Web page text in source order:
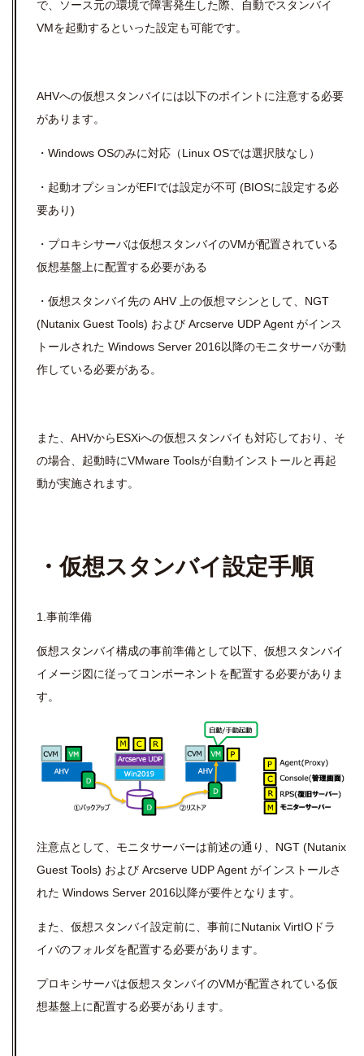
で、ソース元の環境で障害発生した際、自動でスタンバイ
VMを起動するといった設定も可能です。
AHVへの仮想スタンバイには以下のポイントに注意する必要
があります。
・Windows OSのみに対応（Linux OSでは選択肢なし）
・起動オプションがEFIでは設定が不可 (BIOSに設定する必
要あり)
・プロキシサーバは仮想スタンバイのVMが配置されている
仮想基盤上に配置する必要がある
・仮想スタンバイ先の AHV 上の仮想マシンとして、NGT
(Nutanix Guest Tools) および Arcserve UDP Agent がインス
トールされた Windows Server 2016以降のモニタサーバが動
作している必要がある。
また、AHVからESXiへの仮想スタンバイも対応しており、そ
の場合、起動時にVMware Toolsが自動インストールと再起
動が実施されます。
・仮想スタンバイ設定手順
1.事前準備
仮想スタンバイ構成の事前準備として以下、仮想スタンバイ
イメージ図に従ってコンポーネントを配置する必要がありま
す。
注意点として、モニタサーバーは前述の通り、NGT (Nutanix
Guest Tools) および Arcserve UDP Agent がインストールさ
れた Windows Server 2016以降が要件となります。
また、仮想スタンバイ設定前に、事前にNutanix VirtIOドラ
イバのフォルダを配置する必要があります。
プロキシサーバは仮想スタンバイのVMが配置されている仮
想基盤上に配置する必要があります。